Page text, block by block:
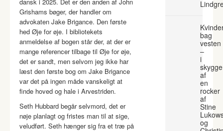
Grishams bøger, der handler om
advokaten Jake Brigance. Den første
hed Øje for øje. I bibliotekets
anmeldelse af bogen står der, at der er
mange referencer tilbage til Øje for øje,
det er sandt, men selvom jeg ikke har
læst den første bog om Jake Brigance
var det på ingen måde vanskeligt at
finde hoved og hale i Arvestriden.
Seth Hubbard begår selvmord, det er
nøje planlagt og fristes man til at sige,
veludført. Seth hænger sig fra et træ på
bag
vesten
–
i
af
en
rocker
af
Stine
og